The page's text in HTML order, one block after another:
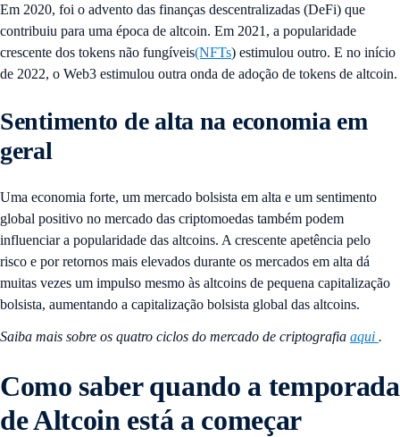
Em 2020, foi o advento das finanças descentralizadas (DeFi) que
contribuiu para uma época de altcoin. Em 2021, a popularidade
crescente dos tokens não fungíveis(NFTs) estimulou outro. E no início
de 2022, o Web3 estimulou outra onda de adoção de tokens de altcoin.
Sentimento de alta na economia em
geral
Uma economia forte, um mercado bolsista em alta e um sentimento
global positivo no mercado das criptomoedas também podem
influenciar a popularidade das altcoins. A crescente apetência pelo
risco e por retornos mais elevados durante os mercados em alta dá
muitas vezes um impulso mesmo às altcoins de pequena capitalização
bolsista, aumentando a capitalização bolsista global das altcoins.
Saiba mais sobre os quatro ciclos do mercado de criptografia aqui .
Como saber quando a temporada
de Altcoin está a começar